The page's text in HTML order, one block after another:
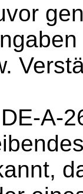
A-